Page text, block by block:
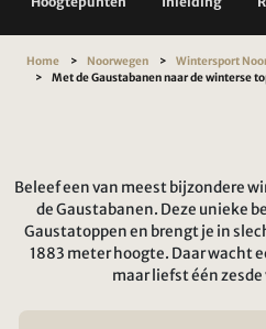
Home Noorwegen Wintersport
Met de Gaustabanen naar de winterse
Beleef een van meest bijzondere
de Gaustabanen. Deze unieke
Gaustatoppen en brengt je in
1883 meter hoogte. Daar wacht
maar liefst één